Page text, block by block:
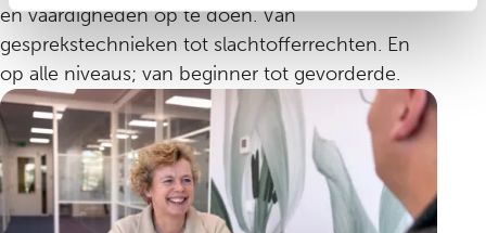
en vaardigheden op te doen. Van
gesprekstechnieken tot slachtofferrechten. En
op alle niveaus; van beginner tot gevorderde.